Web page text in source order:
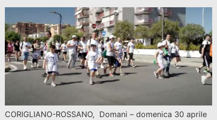
CORIGLIANO-ROSSANO, Domani – domenica 30 aprile